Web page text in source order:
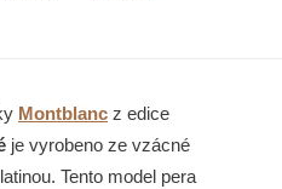
Montblanc z edice
je vyrobeno ze vzácné
Tento model pera